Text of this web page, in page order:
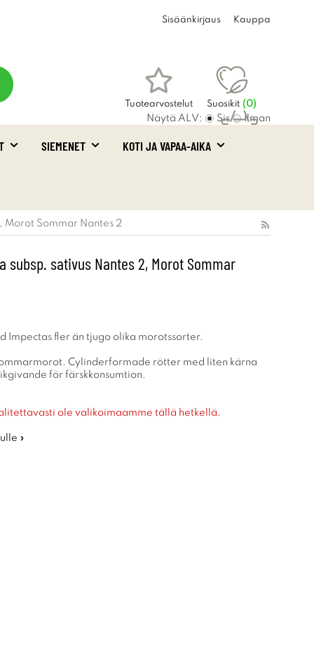
Sisäänkirjaus Kauppa
Tuotearvostelut Suosikit (0)
Ostoskori
Näytä ALV: Sis Ilman
SIEMENET KOTI JA VAPAA-AIKA
Morot Sommar Nantes 2
subsp. sativus Nantes 2, Morot Sommar
Impectas fler än tjugo olika morotssorter.
Cylinderformade rötter med liten kärna
för färskkonsumtion.
ole valikoimaamme tällä hetkellä.
»